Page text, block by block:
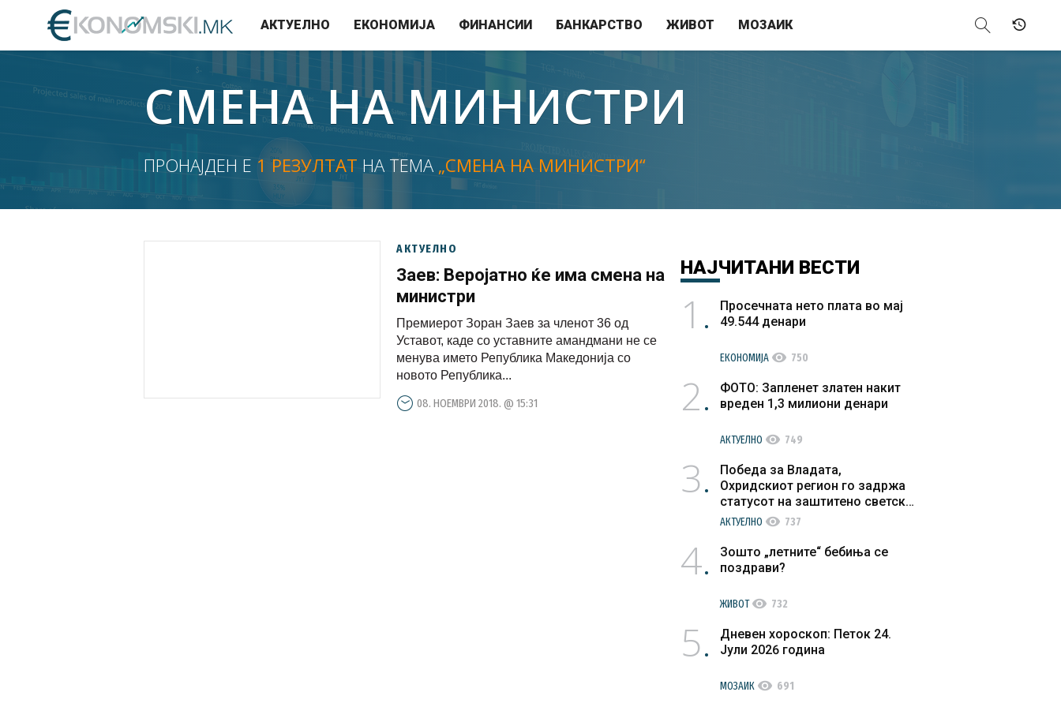
АКТУЕЛНО ЕКОНОМИЈА ФИНАНСИИ БАНКАРСТВО ЖИВОТ МОЗАИК
СМЕНА НА МИНИСТРИ
ПРОНАЈДЕН Е 1 РЕЗУЛТАТ НА ТЕМА „СМЕНА НА МИНИСТРИ“
АКТУЕЛНО
Заев: Веројатно ќе има смена на
министри
Премиерот Зоран Заев за членот 36 од
Уставот, каде со уставните амандмани не се
менува името Република Македонија со
новото Република...
08. НОЕМВРИ 2018. @ 15:31
НАЈЧИТАНИ ВЕСТИ
1
Просечната нето плата во мај
49.544 денари
ЕКОНОМИЈА visibility 750
2
ФОТО: Запленет златен накит
вреден 1,3 милиони денари
АКТУЕЛНО visibility 749
3
Победа за Владата,
Охридскиот регион го задржа
статусот на заштитено светско
културно наследство
АКТУЕЛНО visibility 737
4
Зошто „летните“ бебиња се
поздрави?
ЖИВОТvisibility 732
5
Дневен хороскоп: Петок 24.
Јули 2026 година
МОЗАИК visibility 691